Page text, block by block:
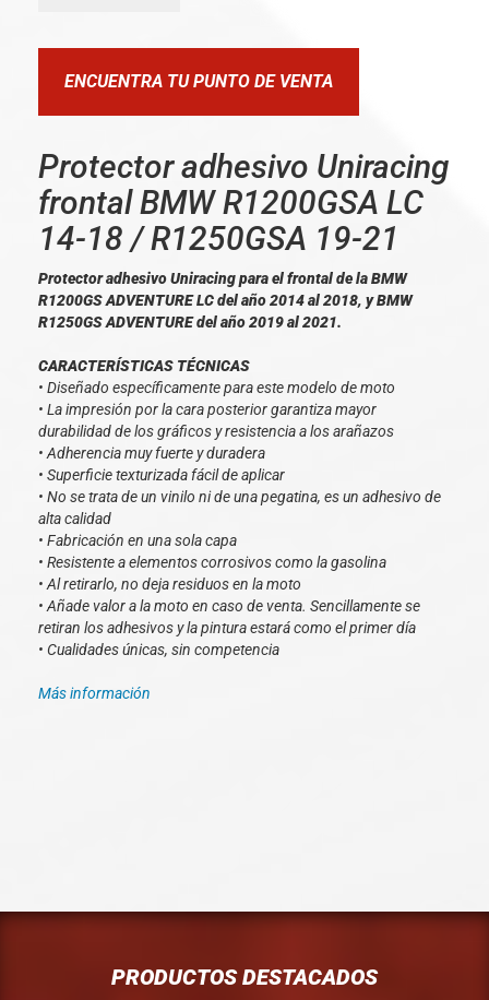
ENCUENTRA TU PUNTO DE VENTA
Protector adhesivo Uniracing
frontal BMW R1200GSA LC
14-18 / R1250GSA 19-21
Protector adhesivo Uniracing para el frontal de la BMW
R1200GS ADVENTURE LC del año 2014 al 2018, y BMW
R1250GS ADVENTURE del año 2019 al 2021.
CARACTERÍSTICAS TÉCNICAS
• Diseñado específicamente para este modelo de moto
• La impresión por la cara posterior garantiza mayor
durabilidad de los gráficos y resistencia a los arañazos
• Adherencia muy fuerte y duradera
• Superficie texturizada fácil de aplicar
• No se trata de un vinilo ni de una pegatina, es un adhesivo de
alta calidad
• Fabricación en una sola capa
• Resistente a elementos corrosivos como la gasolina
• Al retirarlo, no deja residuos en la moto
• Añade valor a la moto en caso de venta. Sencillamente se
retiran los adhesivos y la pintura estará como el primer día
• Cualidades únicas, sin competencia
Más información
PRODUCTOS DESTACADOS